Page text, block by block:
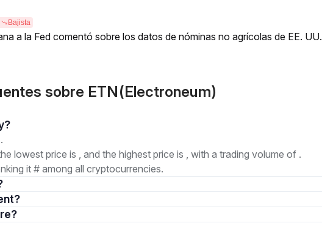
Bajista
a la Fed comentó sobre los datos de nóminas no agrícolas de EE. UU.
sobre ETN(Electroneum)
lowest price is , and the highest price is , with a trading volume of .
it # among all cryptocurrencies.
there?